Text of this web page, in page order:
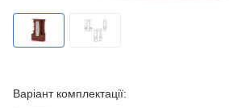
Варіант комплектації: